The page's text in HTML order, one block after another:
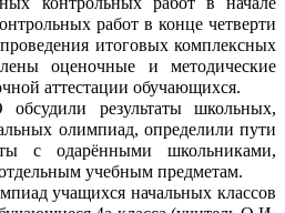
работ в конце четверти
итоговых комплексных
оценочные и методические
аттестации обучающихся.
результаты школьных,
олимпиад, определили пути
с одарёнными школьниками,
учебным предметам.
учащихся начальных классов